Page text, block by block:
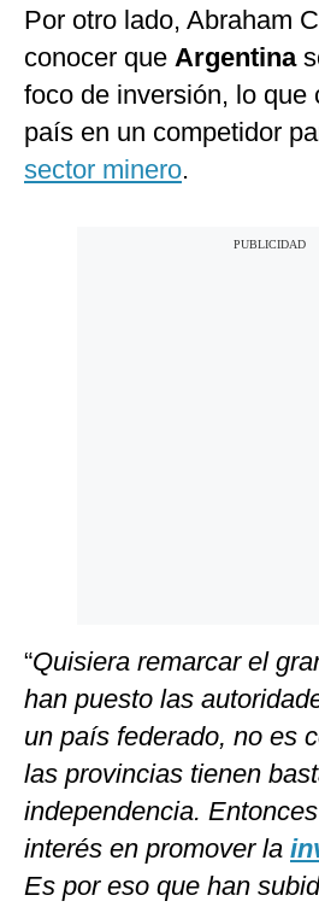
Por otro lado, Abraham
conocer que Argentina
foco de inversión, lo que
país en un competidor
sector minero.
“Quisiera remarcar el
han puesto las
un país federado, no es
las provincias tienen
independencia.
interés en promover la
Es por eso que han